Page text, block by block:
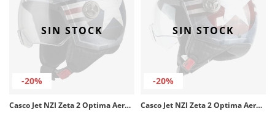
-20%
SIN STOCK
Casco Jet NZI Zeta 2 Optima Aeronautica mate
-20%
SIN STOCK
Casco Jet NZI Zeta 2 Optima Aeronautica Japón